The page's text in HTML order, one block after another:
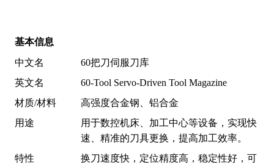
基本信息
中文名
60把刀伺服刀库
英文名
60-Tool Servo-Driven Tool Magazine
材质/材料
高强度合金钢、铝合金
用途
用于数控机床、加工中心等设备，实现快
速、精准的刀具更换，提高加工效率。
特性
换刀速度快，定位精度高，稳定性好，可